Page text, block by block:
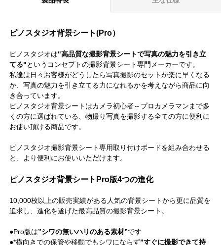
ピノスタジオ背景シート(Pro）
ピノスタジオは"高品質な撮影背景シートで写真の魅力を引き立
てる"というコンセプトの撮影背景シート専門メーカーです。
私達は日々お客様がどうしたら写真撮影のセットが楽に早くなる
か、写真の魅力を引き立てる力になれるかを考えながら商品に向
き合っています。
ピノスタジオ背景シートはカメラ初心者～プロカメラマンまで多
くの方に選ばれている、物撮り写真を撮影する全ての方に便利に
お使い頂ける商品です。
ピノスタジオ撮影背景シート専用取り付けボードを組み合わせる
と、より便利にお使いいただけます。
ピノスタジオ背景シートPro版4つの進化
10,000枚以上の販売実績がある人気の背景シートから更に品質を
追求し、進化を遂げた最高品質の撮影背景シート。
●Pro版は”シワの無いハリのある素材”です
●*横向きでの保管や移動でもシワにならず”すぐに撮影できて持